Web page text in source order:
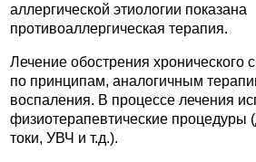
аллергической этиологии показана
противоаллергическая терапия.
Лечение обострения хронического
по принципам, аналогичным
воспаления. В процессе лечения
физиотерапевтические процедуры
токи, УВЧ и т.д.).